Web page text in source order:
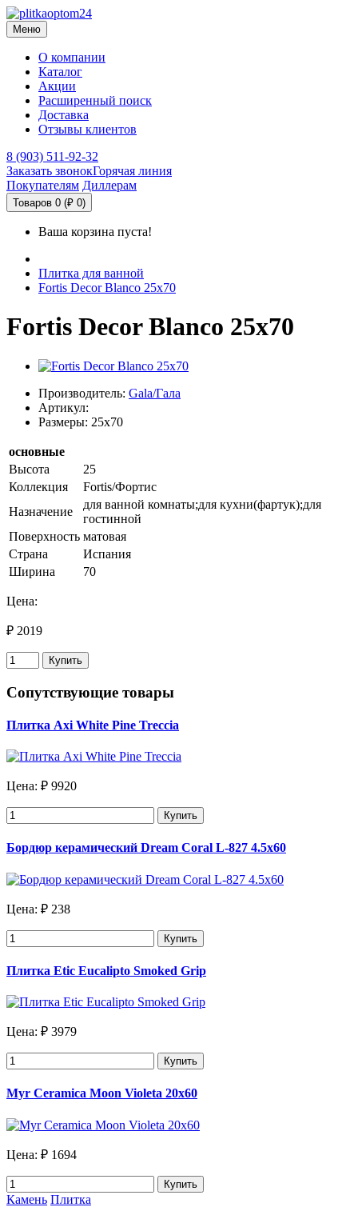
Меню
О компании
Каталог
Акции
Расширенный поиск
Доставка
Отзывы клиентов
8 (903) 511-92-32
Заказать звонокГорячая линия
Покупателям Диллерам
Товаров 0 (₽ 0)
Ваша корзина пуста!
Плитка для ванной
Fortis Decor Blanco 25x70
Fortis Decor Blanco 25x70
Производитель: Gala/Гала
Артикул:
Размеры: 25x70
основные
Высота
25
Коллекция
Fortis/Фортис
Назначение
для ванной комнаты;для кухни(фартук);для
гостинной
Поверхность матовая
Страна
Испания
Ширина
70
Цена:
₽ 2019
Купить
Сопутствующие товары
Плитка Axi White Pine Treccia
Цена: ₽ 9920
Купить
Бордюр керамический Dream Coral L-827 4.5х60
Цена: ₽ 238
Купить
Плитка Etic Eucalipto Smoked Grip
Цена: ₽ 3979
Купить
Myr Ceramica Moon Violeta 20х60
Цена: ₽ 1694
Купить
Камень Плитка